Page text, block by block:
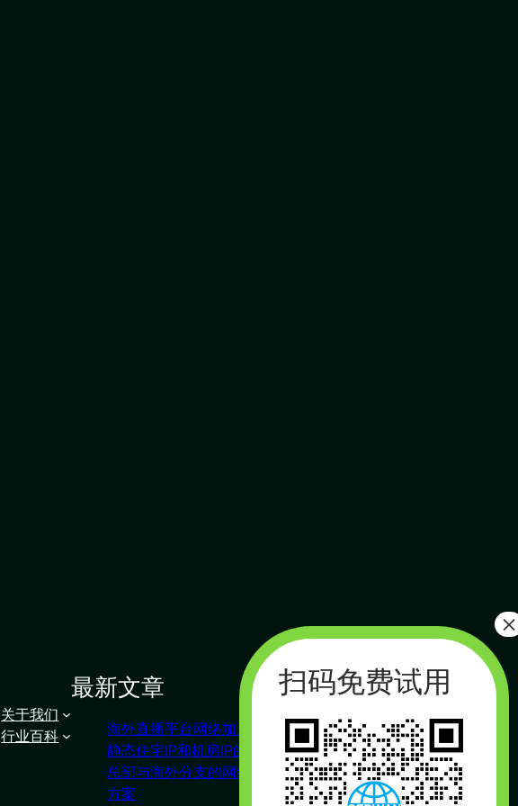
关于我们
行业百科
最新文章
海外直播平台网络加速
静态住宅IP和机房IP的区别
总部与海外分支的网络互联
方案
搜索
联系我们
杭州（总部） 北京 长沙